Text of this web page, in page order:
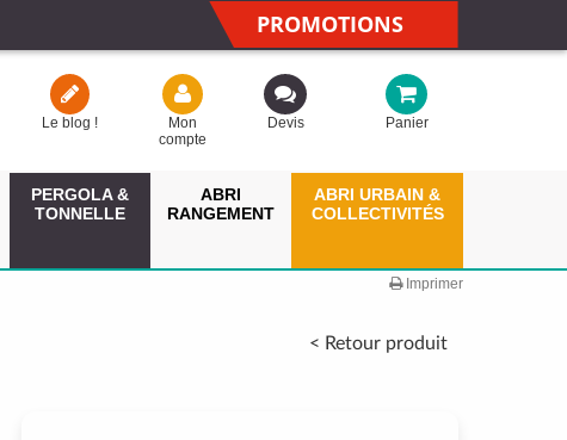
PROMOTIONS
Le blog !
Mon
compte
Devis Panier
PERGOLA &
TONNELLE
ABRI
RANGEMENT
ABRI URBAIN &
COLLECTIVITÉS
Imprimer
< Retour produit